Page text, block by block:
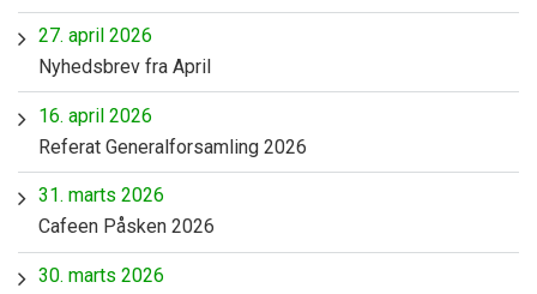
27. april 2026
Nyhedsbrev fra April
16. april 2026
Referat Generalforsamling 2026
31. marts 2026
Cafeen Påsken 2026
30. marts 2026